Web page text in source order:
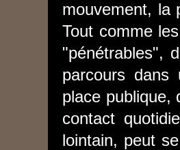
mouvement, la
Tout comme
"pénétrables",
parcours
place publique,
contact
lointain, peut